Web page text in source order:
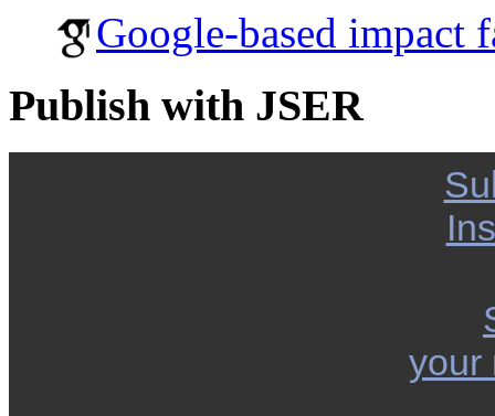
Google-based impact
Publish with JSER
your